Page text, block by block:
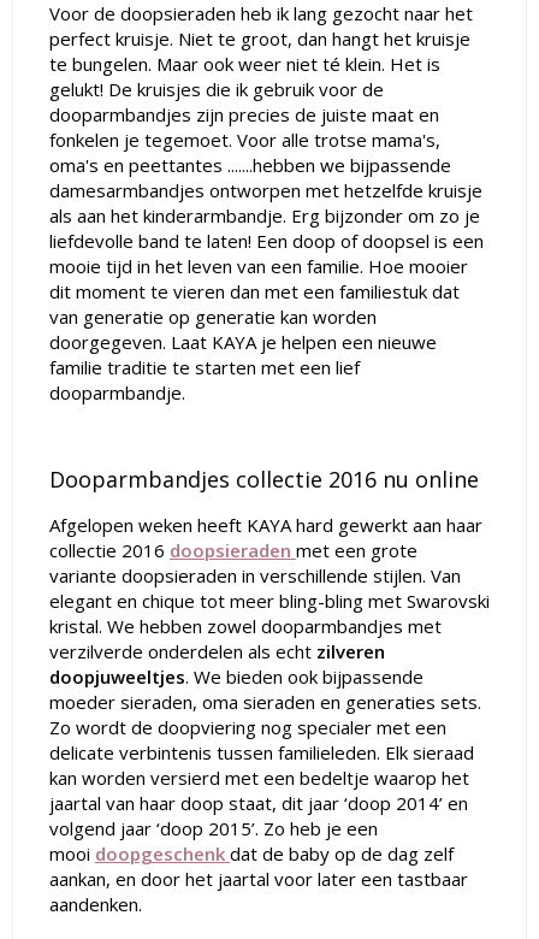
Voor de doopsieraden heb ik lang gezocht naar het
perfect kruisje. Niet te groot, dan hangt het kruisje
te bungelen. Maar ook weer niet té klein. Het is
gelukt! De kruisjes die ik gebruik voor de
dooparmbandjes zijn precies de juiste maat en
fonkelen je tegemoet. Voor alle trotse mama's,
oma's en peettantes .......hebben we bijpassende
damesarmbandjes ontworpen met hetzelfde kruisje
als aan het kinderarmbandje. Erg bijzonder om zo je
liefdevolle band te laten! Een doop of doopsel is een
mooie tijd in het leven van een familie. Hoe mooier
dit moment te vieren dan met een familiestuk dat
van generatie op generatie kan worden
doorgegeven. Laat KAYAje helpen een nieuwe
familie traditie te starten met een lief
dooparmbandje.
Dooparmbandjes collectie 2016 nu online
Afgelopen weken heeft KAYA hard gewerkt aan haar
collectie 2016 doopsieraden met een grote
variante doopsieraden in verschillende stijlen. Van
elegant en chique tot meer bling-bling met Swarovski
kristal. We hebben zowel dooparmbandjes met
verzilverde onderdelen als echt zilveren
doopjuweeltjes. We bieden ook bijpassende
moeder sieraden, oma sieraden en generaties sets.
Zo wordt de doopviering nog specialer met een
delicate verbintenis tussen familieleden. Elk sieraad
kan worden versierd met een bedeltje waarop het
jaartal van haar doop staat, dit jaar ‘doop 2014’ en
volgend jaar ‘doop 2015’. Zo heb je een
mooi doopgeschenk dat de baby op de dag zelf
aankan, en door het jaartal voor later een tastbaar
aandenken.